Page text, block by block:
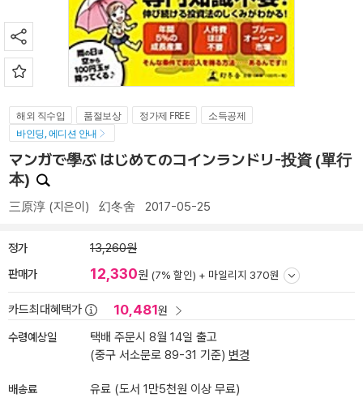
해외 직수입 품절보상 정가제 FREE
소득공제
바인딩, 에디션 안내
マンガで學ぶ はじめてのコインランドリ-投資 (單行
本)
三原淳 (지은이) 幻冬舍 2017-05-25
정가 13,260원
판매가 12,330원 (7% 할인) + 마일리지 370원
카드최대혜택가 10,481원
수령예상일
택배 주문시 8월 14일 출고
(중구 서소문로 89-31 기준) 변경
배송료
유료 (도서 1만5천원 이상 무료)